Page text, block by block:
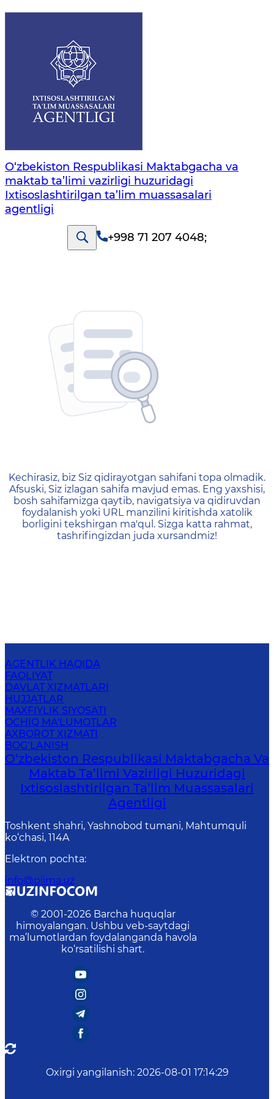
O‘zbekiston Respublikasi Maktabgacha va
maktab ta’limi vazirligi huzuridagi
Ixtisoslashtirilgan ta’lim muassasalari
agentligi
+998 71 207 4048;
404 — Страница не
Kechirasiz, biz Siz qidirayotgan sahifani topa olmadik.
Afsuski, Siz izlagan sahifa mavjud emas. Eng yaxshisi,
bosh sahifamizga qaytib, navigatsiya va qidiruvdan
foydalanish yoki URL manzilini kiritishda xatolik
borligini tekshirgan ma'qul. Sizga katta rahmat,
tashrifingizdan juda xursandmiz!
AGENTLIK HAQIDA
FAOLIYAT
DAVLAT XIZMATLARI
HUJJATLAR
MAXFIYLIK SIYOSATI
OCHIQ MA'LUMOTLAR
AXBOROT XIZMATI
BOG‘LANISH
O‘zbekiston Respublikasi Maktabgacha Va
Maktab Ta’limi Vazirligi Huzuridagi
Ixtisoslashtirilgan Ta’lim Muassasalari
Agentligi
Toshkent shahri, Yashnobod tumani, Mahtumquli
ko‘chasi, 114A
Elektron pochta:
info@piima.uz
© 2001-2026 Barcha huquqlar
himoyalangan. Ushbu veb-saytdagi
ma’lumotlardan foydalanganda havola
ko‘rsatilishi shart.
Oxirgi yangilanish: 2026-08-01 17:14:29